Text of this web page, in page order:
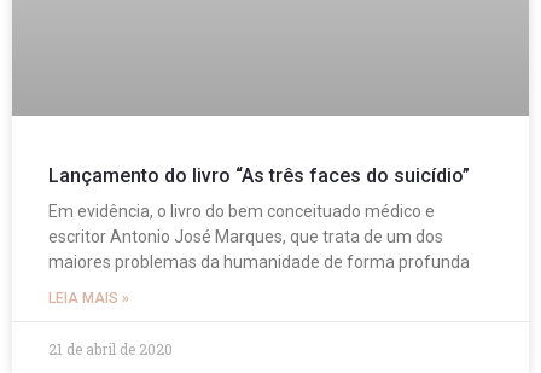
Lançamento do livro “As três faces do suicídio”
Em evidência, o livro do bem conceituado médico e
escritor Antonio José Marques, que trata de um dos
maiores problemas da humanidade de forma profunda
LEIA MAIS »
21 de abril de 2020